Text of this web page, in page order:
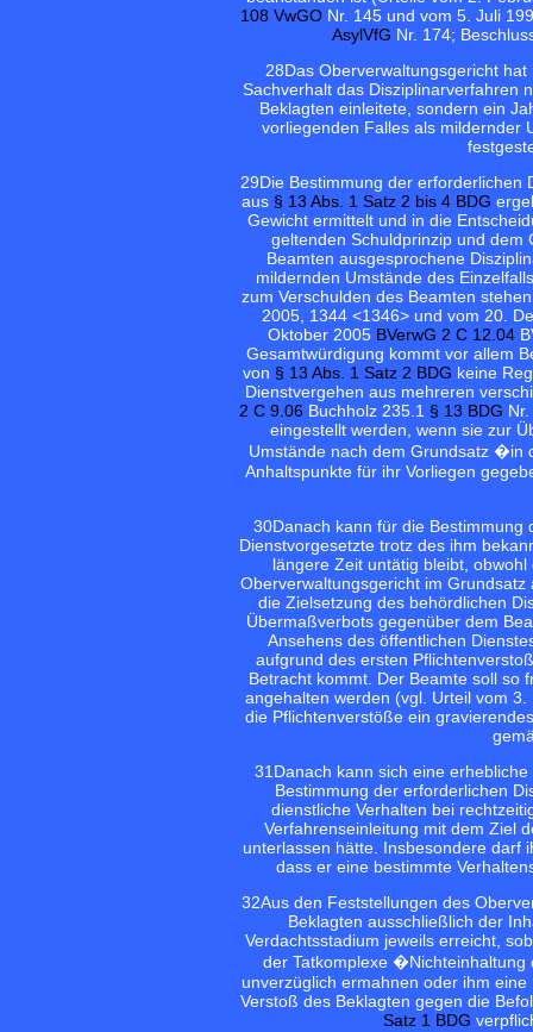
108 VwGONr. 145 und vom 5. Juli
AsylVfG Nr. 174;
28Das Oberverwaltungsgericht
Sachverhalt das Disziplinarverfahren
Beklagten einleitete, sondern ein
vorliegenden Falles als mildernder
29Die Bestimmung der erforderlichen
aus § 13 Abs. 1 Satz 2 bis 4 BDG
Gewicht ermittelt und in die
geltenden Schuldprinzip und
Beamten ausgesprochene
mildernden Umstände des
zum Verschulden des Beamten
2005, 1344 <1346> und vom 20.
Oktober 2005 BVerwG 2 C 12.04
Gesamtwürdigung kommt vor allem
von § 13 Abs. 1 Satz 2 BDG keine
Dienstvergehen aus mehreren
2 C 9.06 Buchholz 235.1 § 13 BDG
eingestellt werden, wenn sie zur
Umstände nach dem Grundsatz �in
Anhaltspunkte für ihr Vorliegen
30Danach kann für die
Dienstvorgesetzte trotz des ihm
längere Zeit untätig bleibt,
Oberverwaltungsgericht im
die Zielsetzung des behördlichen
Übermaßverbots gegenüber dem
Ansehens des öffentlichen
aufgrund des ersten
Betracht kommt. Der Beamte soll so
angehalten werden (vgl. Urteil vom
die Pflichtenverstöße ein
31Danach kann sich eine
Bestimmung der erforderlichen
dienstliche Verhalten bei
Verfahrenseinleitung mit dem Ziel
unterlassen hätte. Insbesondere darf
dass er eine bestimmte
32Aus den Feststellungen des
Beklagten ausschließlich der
Verdachtsstadium jeweils erreicht,
der Tatkomplexe
unverzüglich ermahnen oder ihm
Verstoß des Beklagten gegen die
Satz 1 BDG